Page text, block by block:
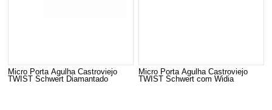
Micro Porta Agulha Castroviejo
TWIST Schwert Diamantado
Micro Porta Agulha Castroviejo
TWIST Schwert com Widia